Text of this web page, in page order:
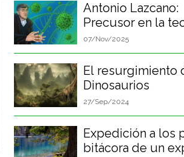
Antonio Lazcano:
Precusor en la
origen de la vida
07/Nov/2025
El resurgimiento
Dinosaurios
27/Sep/2024
Expedición a los
bitácora de un